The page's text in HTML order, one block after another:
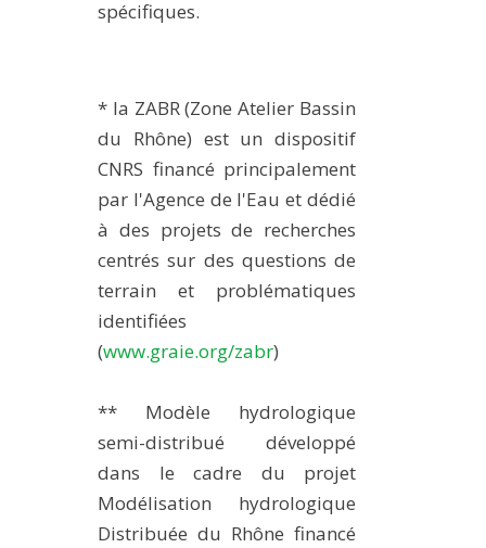
spécifiques.
* la ZABR (Zone Atelier Bassin
du Rhône) est un dispositif
CNRS financé principalement
par l'Agence de l'Eau et dédié
à des projets de recherches
centrés sur des questions de
terrain et problématiques
identifiées
(www.graie.org/zabr)
** Modèle hydrologique
semi-distribué développé
dans le cadre du projet
Modélisation hydrologique
Distribuée du Rhône financé